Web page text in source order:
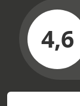
4,6